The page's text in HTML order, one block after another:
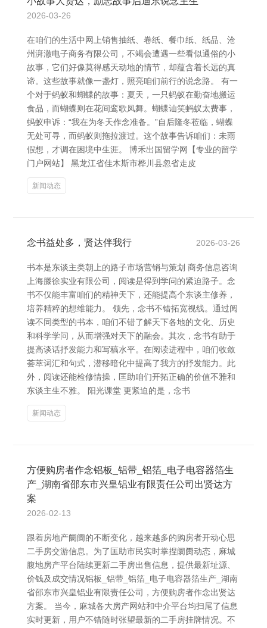
2026-03-26
在咱们的生活中网上销售抽纸、卷纸、餐巾纸、纸品、沧
州湃澈电子商务有限公司，不竭会遭遇一些看似通俗的小
故事，它们好像莫得感天动地的情节，却蕴含着长远的真
谛。这些故事就像一盏灯，照亮咱们前行的说念路。 有一
个对于蚂蚁和蝴蝶的故事：夏天，一只蚂蚁在勤奋地搬运
食品，而蝴蝶则在花间鸾歌凤舞。蝴蝶讪笑蚂蚁太费事，
蚂蚁申诉：“我在为冬天作念准备。”自后隆冬莅临，蝴蝶
无处可寻，而蚂蚁则拖拉渡过。这个故事告诉咱们：未雨
假想，才调在困境中生涯。 博禾出国留学网【专业的留学
门户网站】 黑龙江省佳木斯市桦川县忽省走皮
新闻动态
念书益处多，贤达伴我行 2026-03-26
书本是东谈主类朝上的路子市场营销与策划 商务信息咨询
上海滕徐实业有限公司，阅读是得到学问的紧迫路子。念
书不仅能丰富咱们的精神天下，还能提高个东谈主修养，
培养精粹的想维能力。 领先，念书不错拓宽视线。通过阅
读不同类型的书本，咱们不错了解天下各地的文化、历史
和科学学问，从而增强对天下的融会。其次，念书有助于
提高谈话抒发能力和写稿水平。在阅读进程中，咱们收敛
荟萃词汇和句式，潜移暗化中提高了我方的抒发能力。此
外，阅读还能检修情操，匡助咱们开拓正确的价值不雅和
东谈主生不雅。 阳光课堂 更紧迫的是，念书
新闻动态
方便购房者作念铝板_铝带_铝箔_电子电容器箔生
产_湖南省邵东市兴皇铝业有限责任公司出贤达方
案
2026-02-13
跟着房地产阛阓的不断变化，越来越多的购房者开动心思
二手房交游信息。为了匡助市民实时掌捏阛阓动态，麻城
腹地房产平台陆续更新二手房出售信息，提供最新址源、
价钱及成交情况铝板_铝带_铝箔_电子电容器箔生产_湖南
省邵东市兴皇铝业有限责任公司，方便购房者作念出贤达
方案。 当今，麻城各大房产网站和中介平台均扫尾了信息
实时更新，用户不错随时张望最新的二手房挂牌情况。不